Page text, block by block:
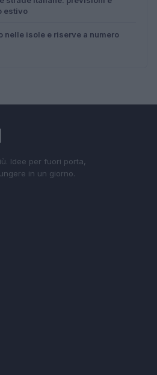
estivo
nelle isole e riserve a numero
Idee per fuori porta,
in un giorno.